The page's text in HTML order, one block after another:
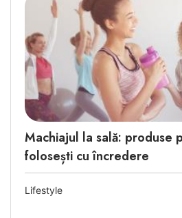
Machiajul la sală: produse
folosești cu încredere
Lifestyle